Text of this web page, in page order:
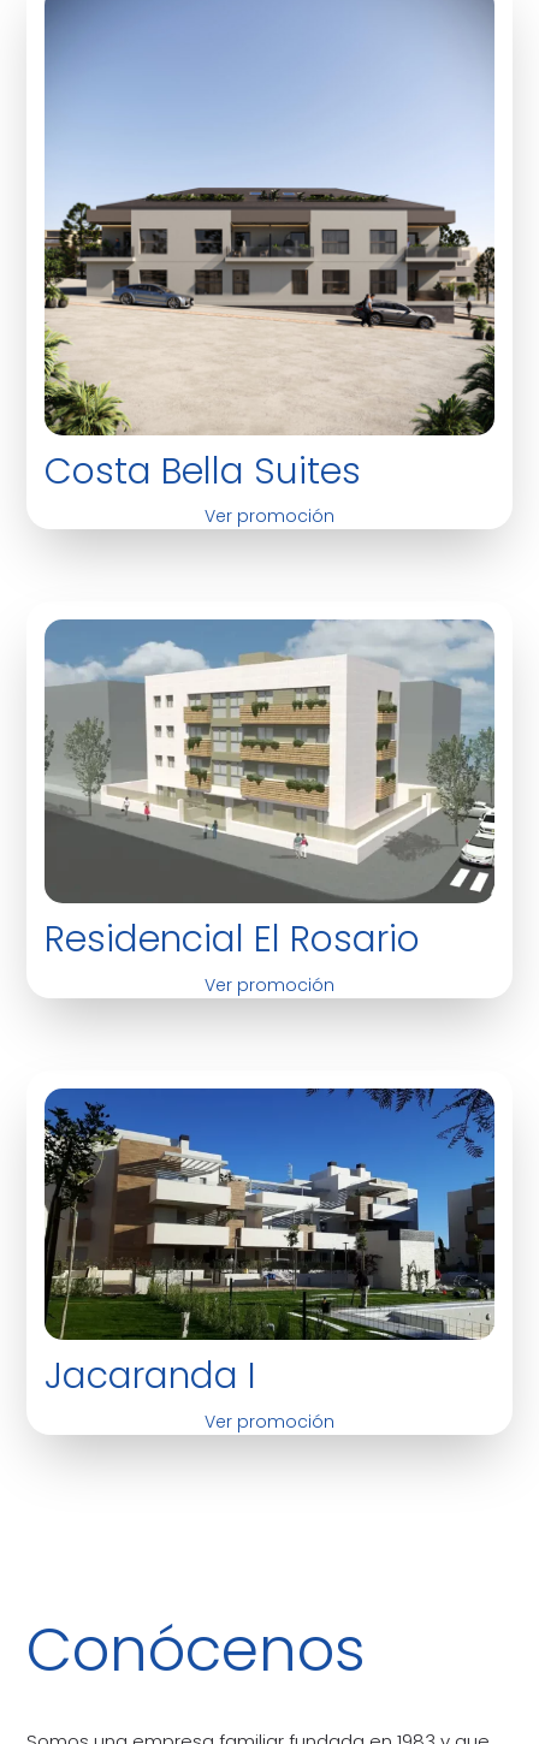
Costa Bella Suites
Ver promoción
Residencial El Rosario
Ver promoción
Jacaranda I
Ver promoción
Conócenos